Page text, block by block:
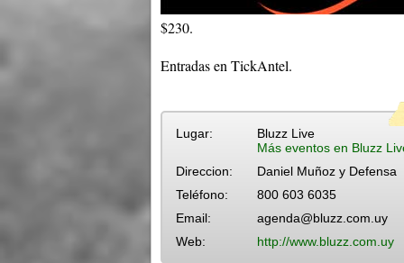
$230.
Entradas en TickAntel.
Lugar:
Bluzz Live
Más eventos en Bluzz
Direccion:
Daniel Muñoz y Defensa
Teléfono:
800 603 6035
Email:
agenda@bluzz.com.uy
Web:
http://www.bluzz.com.uy